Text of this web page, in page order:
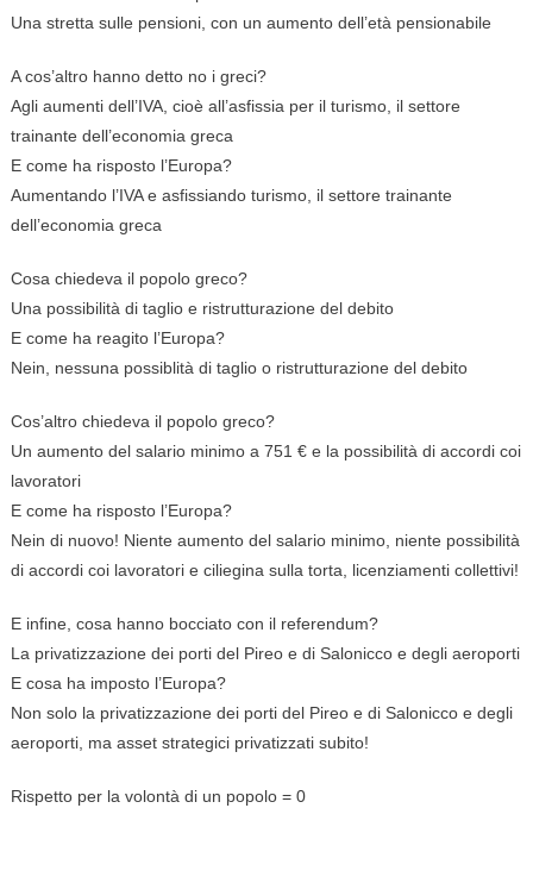
Una stretta sulle pensioni, con un aumento dell’età pensionabile
A cos’altro hanno detto no i greci?
Agli aumenti dell’IVA, cioè all’asfissia per il turismo, il settore
trainante dell’economia greca
E come ha risposto l’Europa?
Aumentando l’IVA e asfissiando turismo, il settore trainante
dell’economia greca
Cosa chiedeva il popolo greco?
Una possibilità di taglio e ristrutturazione del debito
E come ha reagito l’Europa?
Nein, nessuna possiblità di taglio o ristrutturazione del debito
Cos’altro chiedeva il popolo greco?
Un aumento del salario minimo a 751 € e la possibilità di accordi coi
lavoratori
E come ha risposto l’Europa?
Nein di nuovo! Niente aumento del salario minimo, niente possibilità
di accordi coi lavoratori e ciliegina sulla torta, licenziamenti collettivi!
E infine, cosa hanno bocciato con il referendum?
La privatizzazione dei porti del Pireo e di Salonicco e degli aeroporti
E cosa ha imposto l’Europa?
Non solo la privatizzazione dei porti del Pireo e di Salonicco e degli
aeroporti, ma asset strategici privatizzati subito!
Rispetto per la volontà di un popolo = 0